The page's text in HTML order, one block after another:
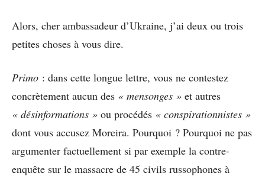
Alors, cher ambassadeur d’Ukraine, j’ai deux ou trois
petites choses à vous dire.
Primo : dans cette longue lettre, vous ne contestez
concrètement aucun des « mensonges » et autres
« désinformations » ou procédés « conspirationnistes »
dont vous accusez Moreira. Pourquoi ? Pourquoi ne pas
argumenter factuellement si par exemple la contre-
enquête sur le massacre de 45 civils russophones à